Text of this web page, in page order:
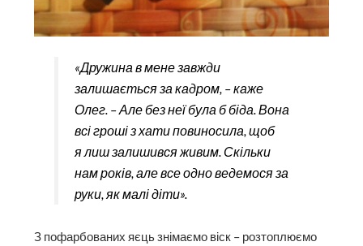
«Дружина в мене завжди
залишається за кадром, – каже
Олег. – Але без неї була б біда. Вона
всі гроші з хати повиносила, щоб
я лиш залишився живим. Скільки
нам років, але все одно ведемося за
руки, як малі діти».
З пофарбованих яєць знімаємо віск – розтоплюємо